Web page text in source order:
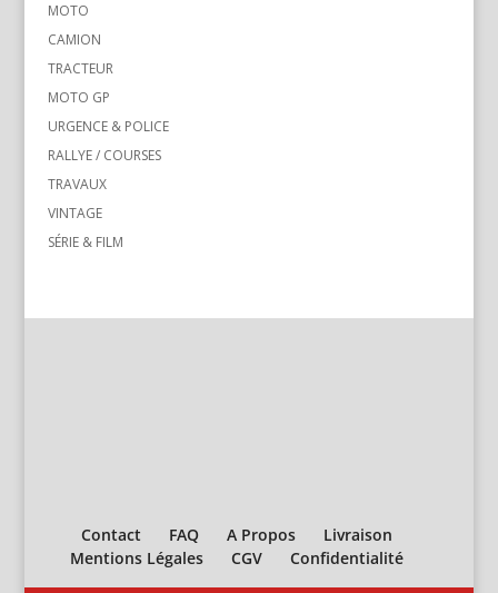
MOTO
CAMION
TRACTEUR
MOTO GP
URGENCE & POLICE
RALLYE / COURSES
TRAVAUX
VINTAGE
SÉRIE & FILM
Contact FAQ A Propos
Livraison
Mentions Légales
CGV Confidentialité